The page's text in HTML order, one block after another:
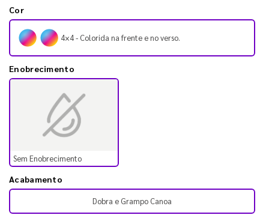
Cor
4×4 - Colorida na frente e no verso.
Enobrecimento
Sem Enobrecimento
Acabamento
Dobra e Grampo Canoa